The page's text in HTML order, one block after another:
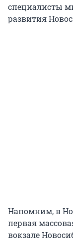
специалисты
развития
Напомним, в
первая
вокзале